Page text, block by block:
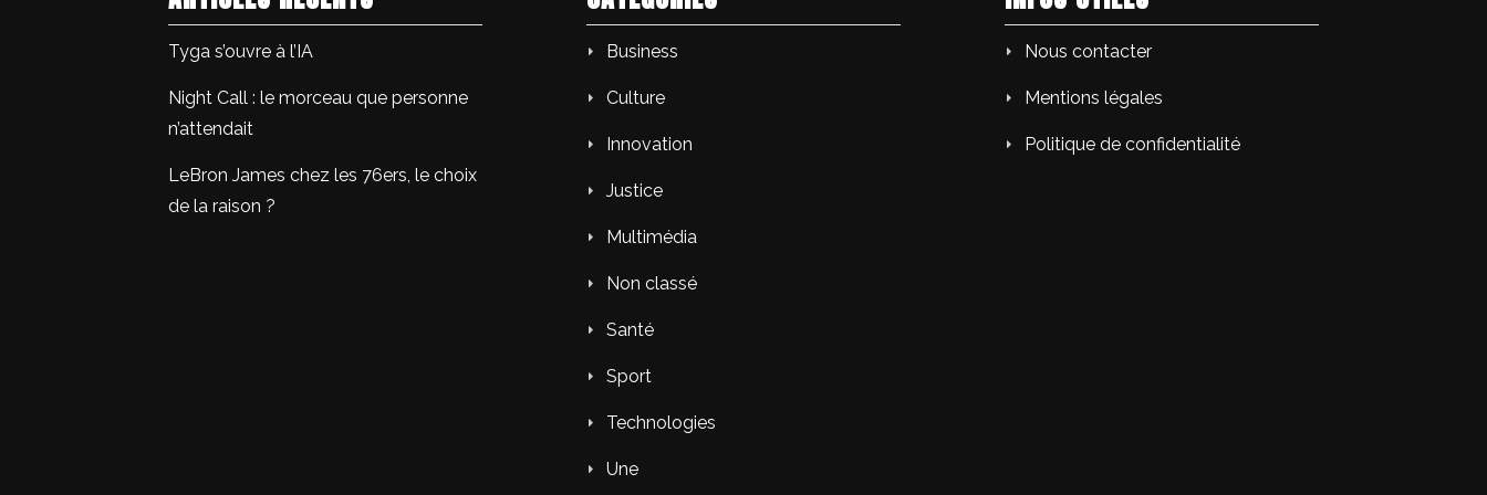
Tyga s’ouvre à l’IA
Night Call : le morceau que personne
n’attendait
LeBron James chez les 76ers, le choix
de la raison ?
Business
Culture
Innovation
Justice
Multimédia
Non classé
Santé
Sport
Technologies
Une
Nous contacter
Mentions légales
Politique de confidentialité